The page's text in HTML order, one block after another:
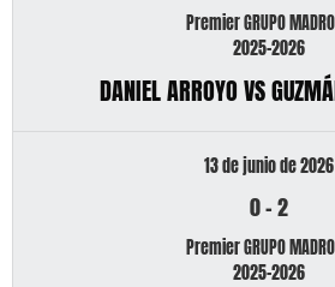
Premier GRUPO
2025-2026
DANIEL ARROYO VS
13 de junio de 2026
0-2
Premier GRUPO
2025-2026